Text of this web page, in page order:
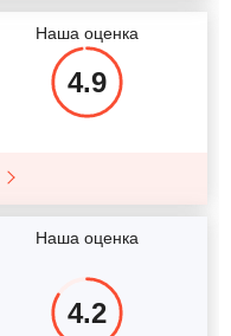
Наша оценка
4.9
Наша оценка
4.2